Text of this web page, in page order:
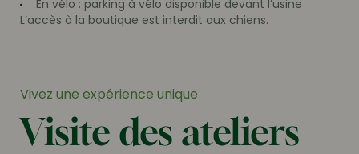
En vélo : parking à vélo disponible devant l’usine
L’accès à la boutique est interdit aux chiens.
Vivez une expérience unique
Visite des ateliers